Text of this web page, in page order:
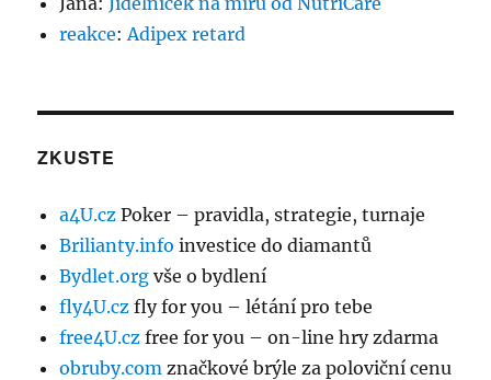
reakce:Adipex retard
ZKUSTE
a4U.cz Poker – pravidla, strategie, turnaje
Brilianty.info investice do diamantů
Bydlet.org vše o bydlení
fly4U.cz fly for you – létání pro tebe
free4U.cz free for you – on-line hry zdarma
obruby.com značkové brýle za poloviční cenu